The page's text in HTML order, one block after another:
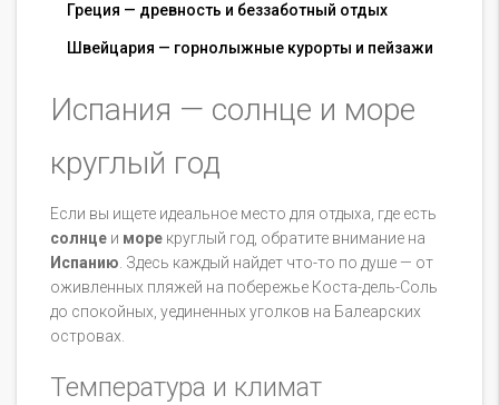
Греция — древность и беззаботный отдых
Швейцария — горнолыжные курорты и пейзажи
Испания — солнце и море
круглый год
Если вы ищете идеальное место для отдыха, где есть
солнце и море круглый год, обратите внимание на
Испанию. Здесь каждый найдет что-то по душе — от
оживленных пляжей на побережье Коста-дель-Соль
до спокойных, уединенных уголков на Балеарских
островах.
Температура и климат